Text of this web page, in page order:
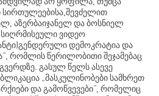
არ ყოფილა, თუმცა
სირთულეებისა,შევძელით
აზერბაიჯანელ და ბოსნიელ
სიღრმისეული ვიდეო
დემოკრატია და
რომლის წერილობითი შეჯამებაც
გასულ წელს ასევე
„მასკულინობები სამხრეთ
და გამოწვევები“, რომელიც